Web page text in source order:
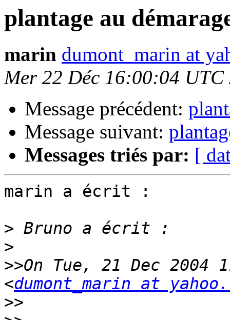
plantage au
marin dumont_marin at
Mer 22 Déc 16:00:04 UTC
Message précédent:
Message suivant:
Messages triés par: [
marin a écrit :
>
>
>>On Tue, 21 Dec 2004
<dumont_marin at
>>